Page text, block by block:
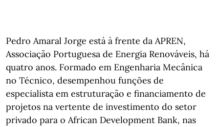
Pedro Amaral Jorge está à frente da APREN,
Associação Portuguesa de Energia Renováveis, há
quatro anos. Formado em Engenharia Mecânica
no Técnico, desempenhou funções de
especialista em estruturação e financiamento de
projetos na vertente de investimento do setor
privado para o African Development Bank, nas